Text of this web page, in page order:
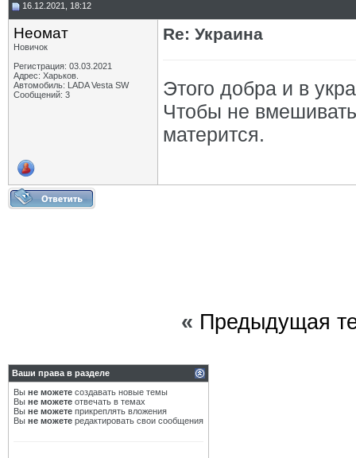
16.12.2021, 18:12
Неомат
Новичок
Регистрация: 03.03.2021
Адрес: Харьков.
Автомобиль: LADA Vesta SW
Сообщений: 3
Re: Украина
Этого добра и в
Чтобы не
матерится.
« Предыдущая
Ваши права в разделе
Вы не можете создавать новые темы
Вы не можете отвечать в темах
Вы не можете прикреплять вложения
Вы не можете редактировать свои сообщения